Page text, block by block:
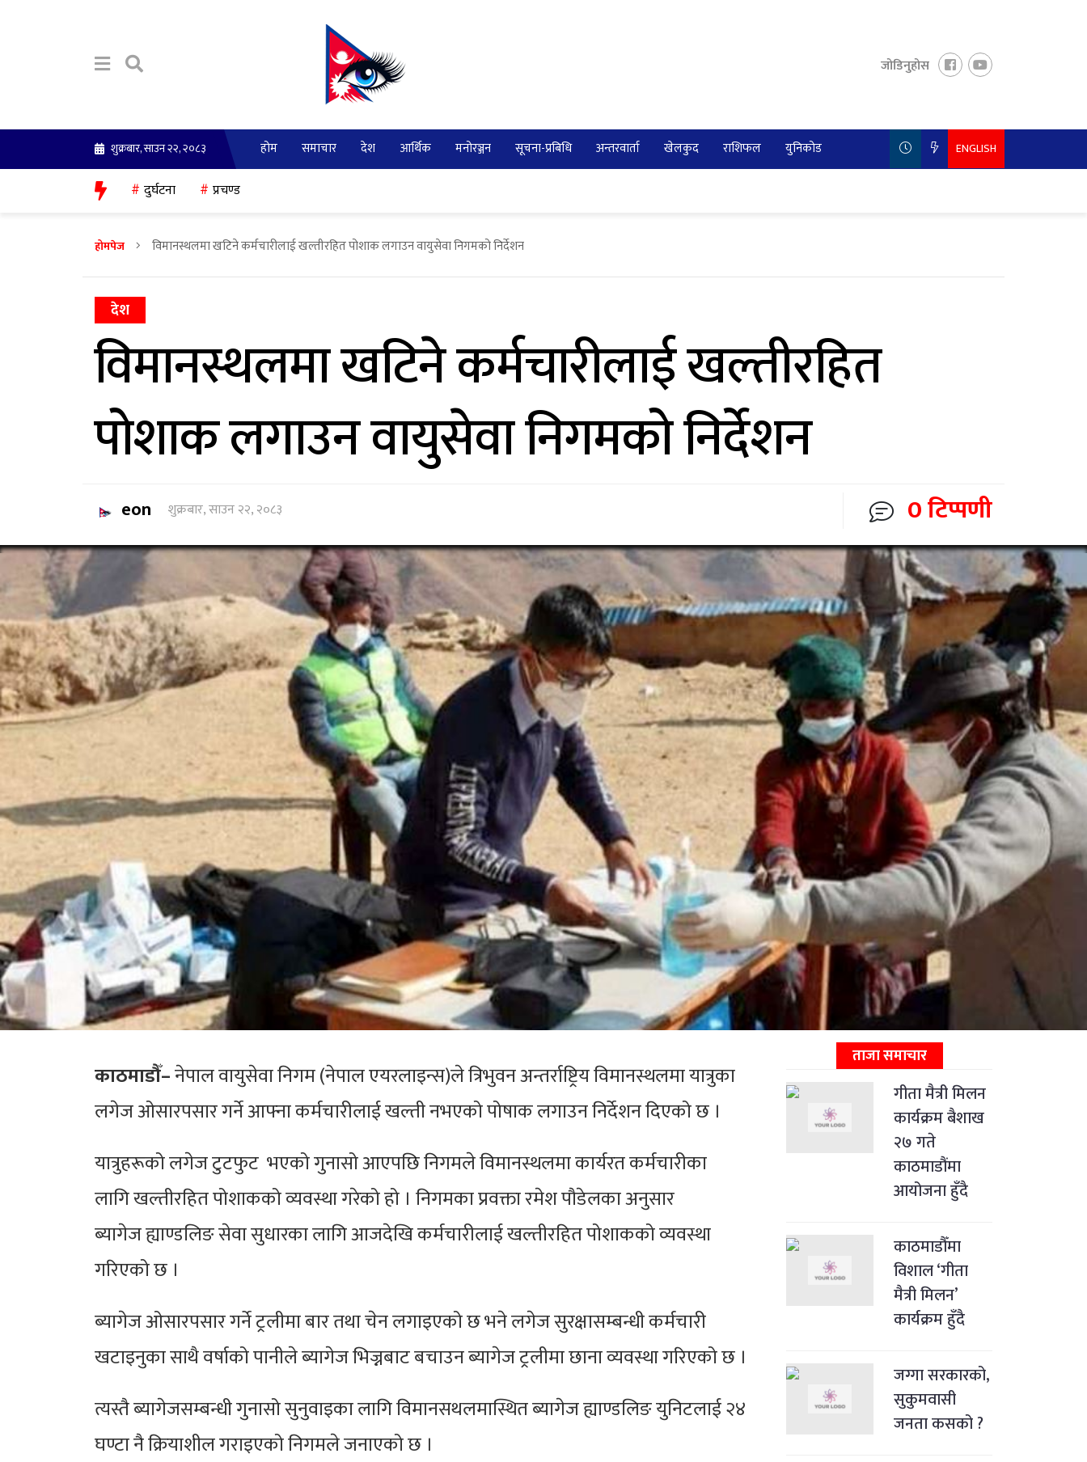
जोडिनुहोस
शुक्रबार, साउन २२, २०८३ होम समाचार देश आर्थिक मनोरञ्जन सूचना-प्रबिधि अन्तरवार्ता खेलकुद राशिफल युनिकोड ENGLISH
दुर्घटना प्रचण्ड
होमपेज विमानस्थलमा खटिने कर्मचारीलाई खल्तीरहित पोशाक लगाउन वायुसेवा निगमको निर्देशन
देश
विमानस्थलमा खटिने कर्मचारीलाई खल्तीरहित
पोशाक लगाउन वायुसेवा निगमको निर्देशन
eon शुक्रबार, साउन २२, २०८३ 0 टिप्पणी
काठमाडौँ–नेपाल वायुसेवा निगम (नेपालएयरलाइन्स)लेत्रिभुवन अन्तर्राष्ट्रिय विमानस्थलमा यात्रुका
लगेज ओसारपसार गर्ने आफ्ना कर्मचारीलाई खल्ती नभएकोपोषाकलगाउन निर्देशन दिएको छ ।
यात्रुहरूको लगेज टुटफुट भएको गुनासो आएपछि निगमले विमानस्थलमा कार्यरत कर्मचारीका
लागिखल्तीरहितपोशाकको व्यवस्था गरेको हो । निगमका प्रवक्ता रमेश पौडेलका अनुसार
ब्यागेजह्याण्डलिङसेवा सुधारका लागि आजदेखि कर्मचारीलाईखल्तीरहितपोशाकको व्यवस्था
गरिएको छ ।
ब्यागेज ओसारपसार गर्ने ट्रलीमा बार तथा चेन लगाइएको छ भने लगेज सुरक्षासम्बन्धी कर्मचारी
खटाइनुका साथै वर्षाको पानीले ब्यागेज भिज्नबाट बचाउन ब्यागेज ट्रलीमा छाना व्यवस्था गरिएको छ ।
त्यस्तैब्यागेजसम्बन्धीगुनासो सुनुवाइका लागिविमानसथलमास्थितब्यागेजह्याण्डलिङयुनिटलाई २४
घण्टा नै क्रियाशील गराइएको निगमले जनाएको छ ।
ताजा समाचार
गीता मैत्री मिलन
कार्यक्रम बैशाख
२७ गते
काठमाडौंमा
आयोजना हुँदै
काठमाडौँमा
विशाल ‘गीता
मैत्री मिलन’
कार्यक्रम हुँदै
जग्गा सरकारको,
सुकुमवासी
जनता कसको ?